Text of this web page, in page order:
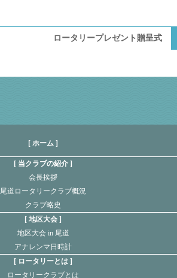
ロータリープレゼント贈呈式
[ ホーム ]
当クラブの紹介
会長挨拶
尾道ロータリークラブ概況
クラブ略史
地区大会
地区大会 in 尾道
アナレンマ日時計
ロータリーとは
ロータリークラブとは